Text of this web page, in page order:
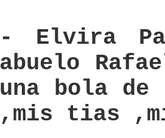
- Elvira
abuelo
una bola de
,mis tias